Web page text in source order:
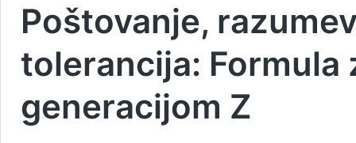
Poštovanje,
tolerancija: Formula
generacijom Z